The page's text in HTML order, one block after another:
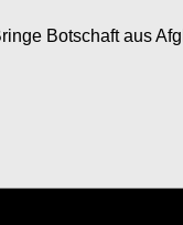
Botschaft aus